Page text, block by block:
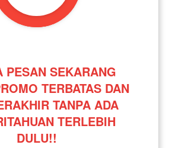
PESAN SEKARANG
TERBATAS DAN
TANPA ADA
TERLEBIH
DULU!!